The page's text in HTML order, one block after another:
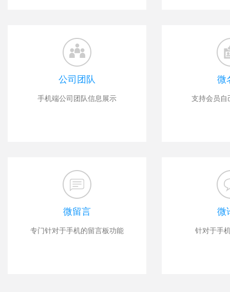
公司团队
手机端公司团队信息展示
微
支持会员自
微留言
专门针对于手机的留言板功能
微
针对于手